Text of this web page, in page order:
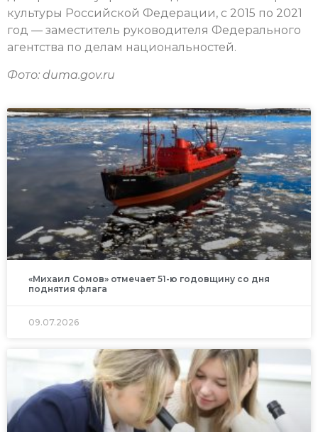
культуры Российской Федерации, с 2015 по 2021
год — заместитель руководителя Федерального
агентства по делам национальностей.
Фото: duma.gov.ru
«Михаил Сомов» отмечает 51-ю годовщину со дня
поднятия флага
09.07.2026